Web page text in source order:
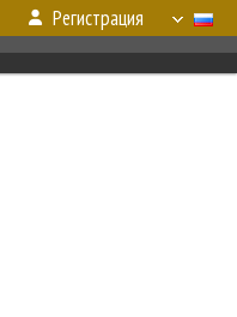
Регистрация